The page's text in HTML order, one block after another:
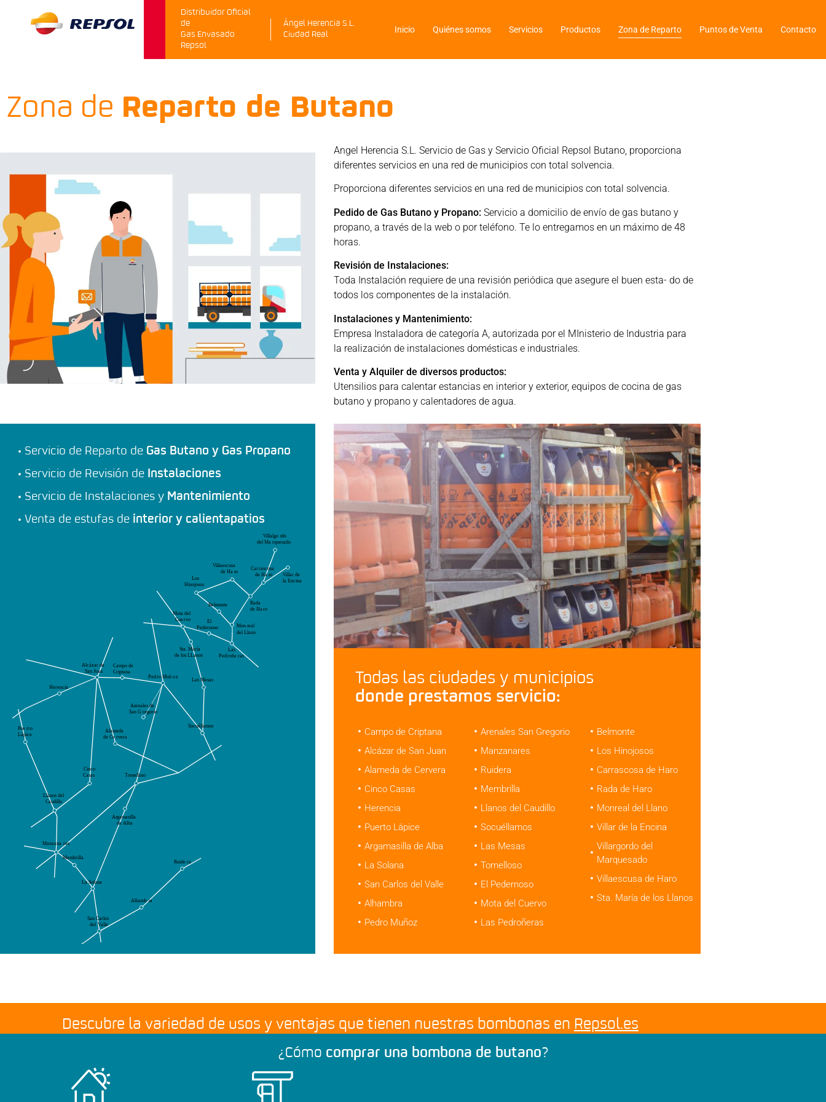
Distribuidor Oficial
de
Gas Envasado
Repsol
Ángel Herencia S.L.
Ciudad Real
Inicio Quiénes somos Servicios Productos Zona de Reparto Puntos de Venta Contacto
Zona de Reparto de Butano
Angel Herencia S.L. Servicio de Gas y Servicio Oficial Repsol Butano, proporciona
diferentes servicios en una red de municipios con total solvencia.
Proporciona diferentes servicios en una red de municipios con total solvencia.
Pedido de Gas Butano y Propano: Servicio a domicilio de envío de gas butano y
propano, a través de la web o por teléfono. Te lo entregamos en un máximo de 48
horas.
Revisión de Instalaciones:
Toda Instalación requiere de una revisión periódica que asegure el buen esta- do de
todos los componentes de la instalación.
Instalaciones y Mantenimiento:
Empresa Instaladora de categoría A, autorizada por el MInisterio de Industria para
la realización de instalaciones domésticas e industriales.
Venta y Alquiler de diversos productos:
Utensilios para calentar estancias en interior y exterior, equipos de cocina de gas
butano y propano y calentadores de agua.
Servicio de Reparto de Gas Butano y Gas Propano
Servicio de Revisión de Instalaciones
Servicio de Instalaciones y Mantenimiento
Venta de estufas de interior y calientapatios
Todas las ciudades y municipios
donde prestamos servicio:
Campo de Criptana
Alcázar de San Juan
Alameda de Cervera
Cinco Casas
Herencia
Puerto Lápice
Argamasilla de Alba
La Solana
San Carlos del Valle
Alhambra
Pedro Muñoz
Arenales San Gregorio
Manzanares
Ruidera
Membrilla
Llanos del Caudillo
Socuéllamos
Las Mesas
Tomelloso
El Pedernoso
Mota del Cuervo
Las Pedroñeras
Belmonte
Los Hinojosos
Carrascosa de Haro
Rada de Haro
Monreal del Llano
Villar de la Encina
Villargordo del
Marquesado
Villaescusa de Haro
Sta. María de los Llanos
Descubre la variedad de usos y ventajas que tienen nuestras bombonas en Repsol.es
¿Cómo comprar una bombona de butano?